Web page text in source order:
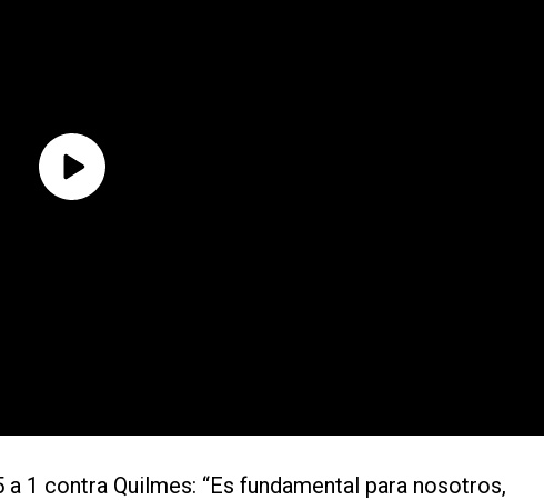
1 contra Quilmes: “Es fundamental para nosotros,